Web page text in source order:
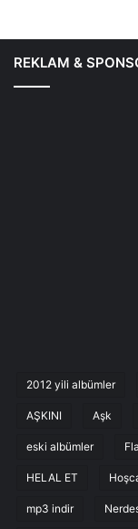
REKLAM &
2012 yili albümler
AŞKINI Aşk
eski albümler
HELAL ET
mp3 indir